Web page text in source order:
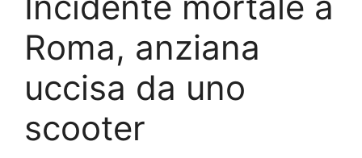
Roma, anziana
uccisa da uno
scooter